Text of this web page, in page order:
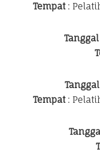
Tempat:
Tanggal
Tanggal
Tempat: